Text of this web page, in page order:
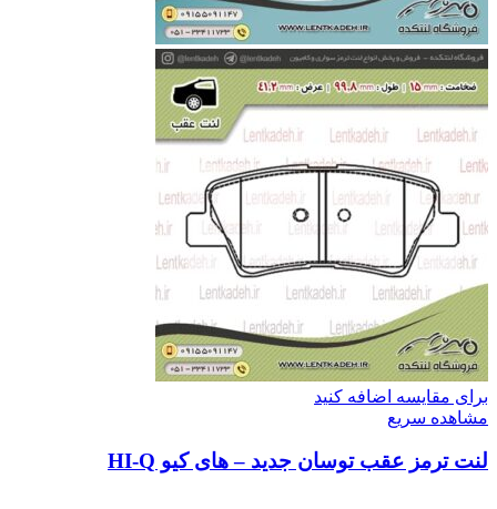
برای مقایسه اضافه کنید
مشاهده سریع
لنت ترمز عقب توسان جدید – های کیو HI-Q